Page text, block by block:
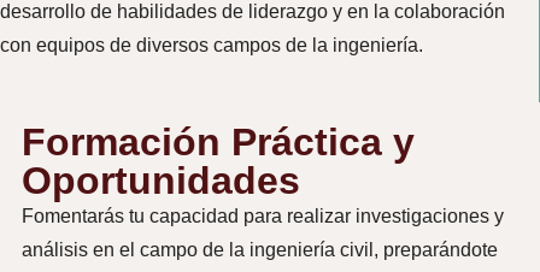
desarrollo de habilidades de liderazgo y en la colaboración
con equipos de diversos campos de la ingeniería.
Formación Práctica y
Oportunidades
Fomentarás tu capacidad para realizar investigaciones y
análisis en el campo de la ingeniería civil, preparándote